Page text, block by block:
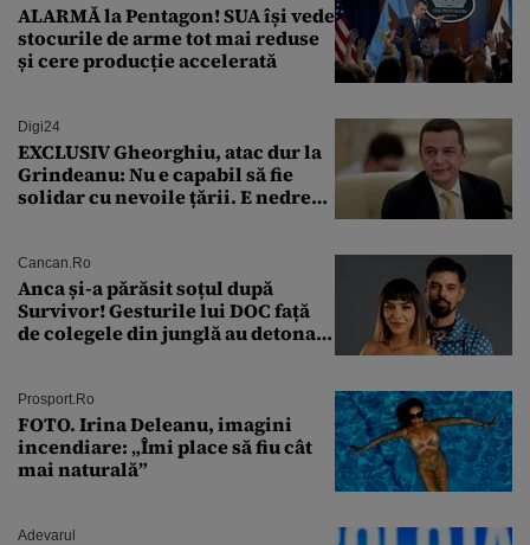
ALARMĂ la Pentagon! SUA își vede
stocurile de arme tot mai reduse
și cere producție accelerată
Digi24
EXCLUSIV Gheorghiu, atac dur la
Grindeanu: Nu e capabil să fie
solidar cu nevoile țării. E nedrept
Cancan.ro
Anca și-a părăsit soțul după
Survivor! Gesturile lui DOC față
de colegele din junglă au detonat
Prosport.ro
FOTO. Irina Deleanu, imagini
incendiare: „Îmi place să fiu cât
mai naturală”
Adevarul